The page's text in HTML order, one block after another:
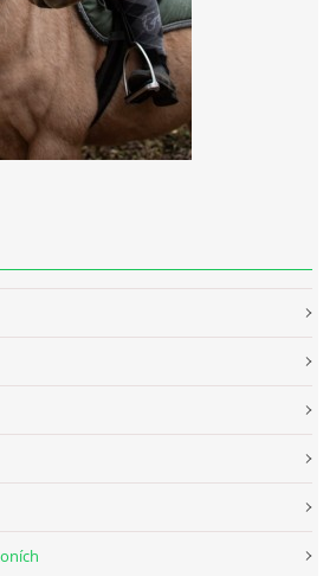
VE STÁJI. PRO BLIŽŠÍ INFO
ČESKÉ UNIÍ SPORTU
JEZDECTVÍ " BUDE ZAHÁJEN
Z RYCHVALDU